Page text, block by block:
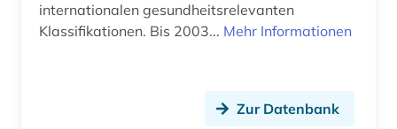
diagnose (2)
internationalen gesundheitsrelevanten
Klassifikationen. Bis 2003... Mehr Informationen
Zur Datenbank